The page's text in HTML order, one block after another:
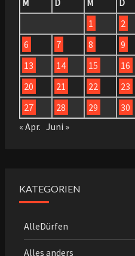
1
2
6
7 8 9
13
14 15 16
20
21 22 23
27
28 29 30
« Apr. Juni »
KATEGORIEN
AlleDürfen
Alles anders